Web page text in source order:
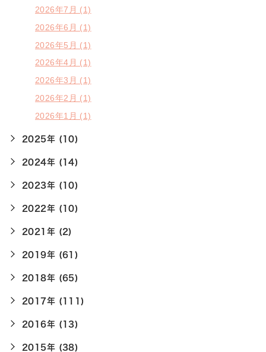
2026年7月 (1)
2026年6月 (1)
2026年5月 (1)
2026年4月 (1)
2026年3月 (1)
2026年2月 (1)
2026年1月 (1)
2025年 (10)
2024年 (14)
2023年 (10)
2022年 (10)
2021年 (2)
2019年 (61)
2018年 (65)
2017年 (111)
2016年 (13)
2015年 (38)